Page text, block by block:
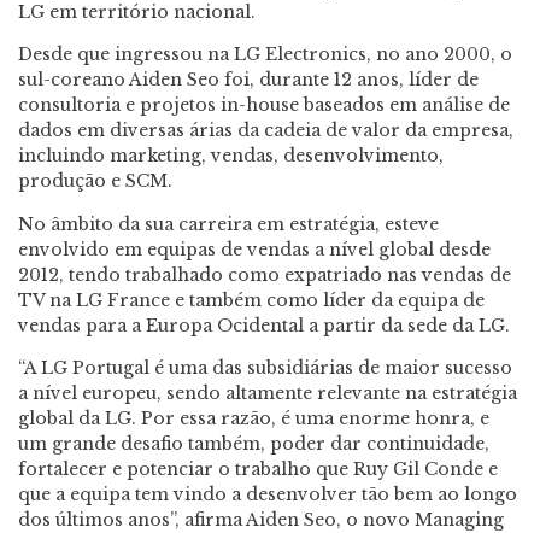
LG em território nacional.
Desde que ingressou na LG Electronics, no ano 2000, o
sul-coreano Aiden Seo foi, durante 12 anos, líder de
consultoria e projetos in-house baseados em análise de
dados em diversas árias da cadeia de valor da empresa,
incluindo marketing, vendas, desenvolvimento,
produção e SCM.
No âmbito da sua carreira em estratégia, esteve
envolvido em equipas de vendas a nível global desde
2012, tendo trabalhado como expatriado nas vendas de
TV na LG France e também como líder da equipa de
vendas para a Europa Ocidental a partir da sede da LG.
“A LG Portugal é uma das subsidiárias de maior sucesso
a nível europeu, sendo altamente relevante na estratégia
global da LG. Por essa razão, é uma enorme honra, e
um grande desafio também, poder dar continuidade,
fortalecer e potenciar o trabalho que Ruy Gil Conde e
que a equipa tem vindo a desenvolver tão bem ao longo
dos últimos anos”, afirma Aiden Seo, o novo Managing